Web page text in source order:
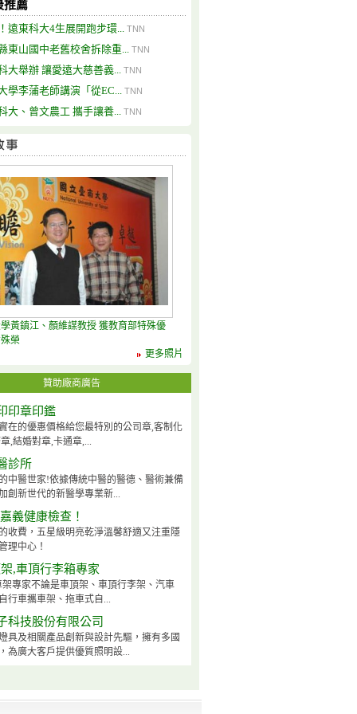
推薦
遠東科大4生展開跑步環... TNN
東山國中老舊校舍拆除重... TNN
大舉辦 讓愛遠大慈善義... TNN
學李蒲老師講演「從EC... TNN
大、曾文農工 攜手讓養... TNN
黃鎮江、顏維謀教授 獲教育部特殊優
榮
更多照片
贊助廠商廣告
印章印鑑
在的優惠價格給您最特別的公司章,客制化
,結婚對章,卡通章,...
診所
中醫世家!依據傳統中醫的醫德、醫術兼備
創新世代的新醫學專業新...
義健康檢查！
收費，五星級明亮乾淨溫馨舒適又注重隱
理中心！
,車頂行李箱專家
架專家不論是車頂架、車頂行李架、汽車
行車攜車架、拖車式自...
科技股份有限公司
具及相關產品創新與設計先驅，擁有多國
為廣大客戶提供優質照明設...